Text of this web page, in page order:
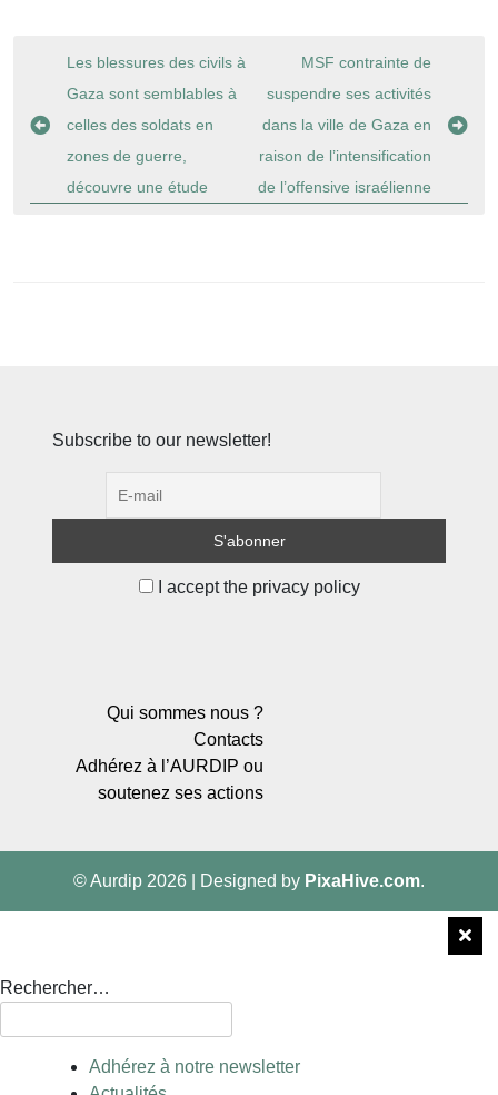
Navigation
l’article
Les blessures des civils à
Gaza sont semblables à
celles des soldats en
zones de guerre,
découvre une étude
MSF contrainte de
suspendre ses activités
dans la ville de Gaza en
raison de l’intensification
de l’offensive israélienne
Subscribe to our newsletter!
I accept the privacy policy
Qui sommes nous ?
Contacts
Adhérez à l’AURDIP ou
soutenez ses actions
© Aurdip 2026 Designed by PixaHive.com.
Rechercher…
Adhérez à notre newsletter